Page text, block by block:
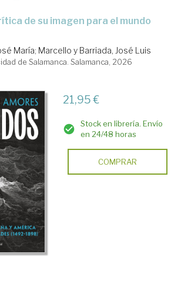
María; Marcello y Barriada, José Luis
de Salamanca. Salamanca, 2026
21,95 €
Stock en librería. Envío
en 24/48 horas
COMPRAR